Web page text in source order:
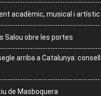
acadèmic, musical i artístic
Salou obre les portes
arriba a Catalunya:
de Masboquera